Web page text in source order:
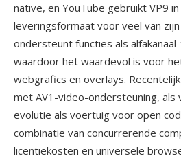
native, en YouTube gebruikt VP9
leveringsformaat voor veel van
ondersteunt functies als
waardoor het waardevol is voor
webgrafics en overlays.
met AV1-video-ondersteuning, als
evolutie als voertuig voor open
combinatie van concurrerende
licentiekosten en universele